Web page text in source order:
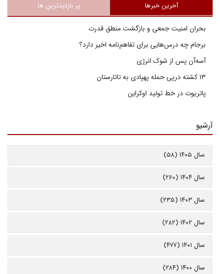
آخرین خبرها پر بازدیدترین ها
بحران امنیت جمعی و بازگشت منطق قدرت
برجام چه درس‌هایی برای تفاهم‌نامه اخیر دارد؟
آسه‌آن پس از شوک انرژی
پاتریوت در خط تولید اوکراین
آرشیو
سال ۱۴۰۵ (۵۸)
سال ۱۴۰۴ (۲۶۰)
سال ۱۴۰۳ (۲۳۵)
سال ۱۴۰۲ (۲۸۲)
سال ۱۴۰۱ (۴۷۷)
سال ۱۴۰۰ (۲۸۴)